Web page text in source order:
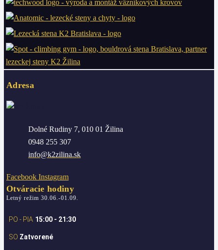
Adresa
Dolné Rudiny 7, 010 01 Žilina
0948 255 307
info@k2zilina.sk
Facebook Instagram
Otváracie hodiny
Letný režim 30.06.-01.09.
PO - PIA 15:00 - 21:30
SO Zatvorené